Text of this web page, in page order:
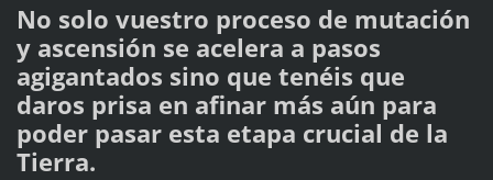
No solo vuestro proceso de mutación
y ascensión se acelera a pasos
agigantados sino que tenéis que
daros prisa en afinar más aún para
poder pasar esta etapa crucial de la
Tierra.